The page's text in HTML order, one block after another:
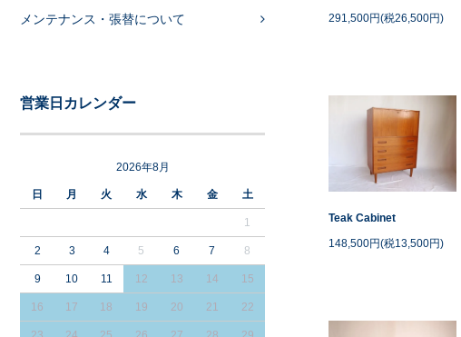
メンテナンス・張替について
営業日カレンダー
2026年8月
日 月 火 水 木 金 土
1
2 3 4 5 6 7 8
9 10 11 12 13 14 15
16 17 18 19 20 21 22
291,500円(税26,500円)
Teak Cabinet
148,500円(税13,500円)